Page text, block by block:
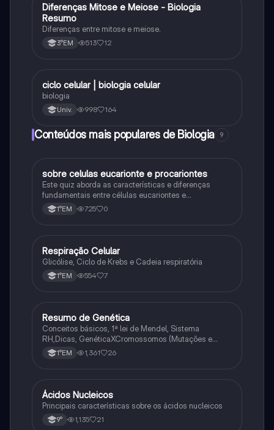
Biologia
Diferenças Mitose e Meiose - Biologia
Resumo
Diferenças entre mitose e meiose.
3°EM 513 12
Biologia
ciclo celular | biologia celular
biologia
Univ. 998 164
Conteúdos mais populares de Biologia 9
Biologia
sobre celulas eucarionte e procariontes
Este quiz aborda as características e diferenças
fundamentais entre células eucariontes e
procariontes.
1°EM 725 0
Biologia
Respiração Celular
Glicólise, Ciclo de Krebs e Cadeia respiratória
1°EM 554 7
Biologia
Resumo de Genética
Conceitos básicos, 1ª lei de Mendel, Sistema
RH,Dicas, GenéticaXCromossomos (Mutações e
Variações Genéticas).
1°EM 1,361 26
Biologia
Ácidos Nucleicos
Principais características sobre os ácidos nucleicos
9° 1,135 21